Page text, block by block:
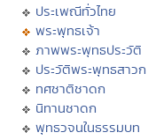
ประเพณีทั่วไทย
พระพุทธเจ้า
ภาพพระพุทธประวัติ
ประวัติพระพุทธสาวก
ทศชาติชาดก
นิทานชาดก
พุทธวจนในธรรมบท